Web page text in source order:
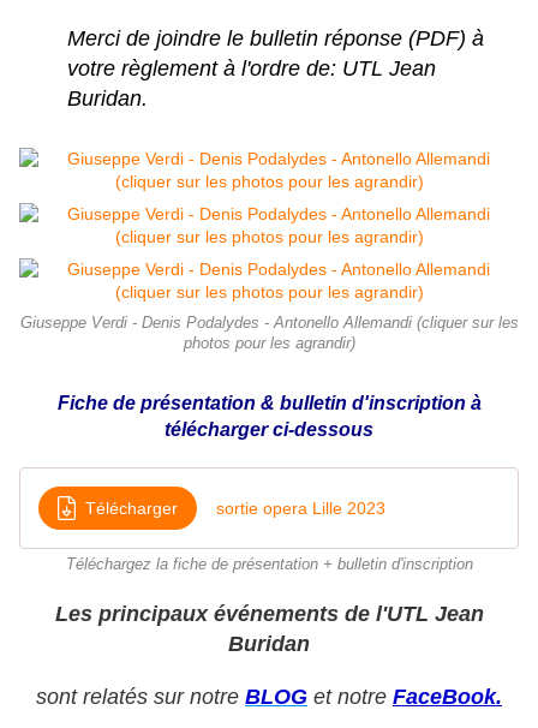
Merci de joindre le bulletin réponse (PDF) à
votre règlement à l'ordre de: UTL Jean
Buridan.
Giuseppe Verdi - Denis Podalydes - Antonello Allemandi (cliquer sur les
photos pour les agrandir)
Fiche de présentation & bulletin d'inscription à
télécharger ci-dessous
Télécharger sortie opera Lille 2023
Téléchargez la fiche de présentation + bulletin d'inscription
Les principaux événements de l'UTL Jean
Buridan
sont relatés sur notre BLOG et notre FaceBook.